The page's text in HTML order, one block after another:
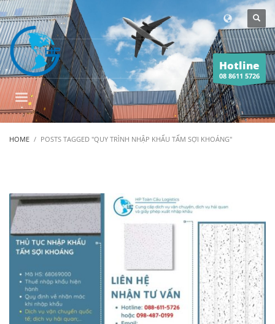
Hotline
08 8611 5726
HOME POSTS TAGGED "QUY TRÌNH NHẬP KHẨU TẤM SỢI KHOÁNG"